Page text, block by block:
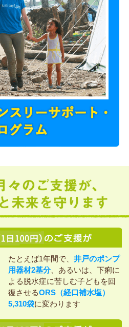
たとえば1年間で、井戸のポンプ
用器材2基分、あるいは、下痢に
よる脱水症に苦しむ子どもを回
復させるORS（経口補水塩）
5,310袋に変わります